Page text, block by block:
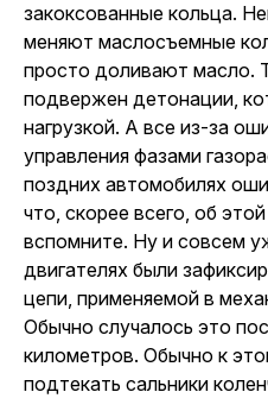
закоксованные кольца.
меняют маслосъемные
просто доливают масло.
подвержен детонации,
нагрузкой. А все из-за
управления фазами
поздних автомобилях
что, скорее всего, об
вспомните. Ну и совсем
двигателях были
цепи, применяемой в
Обычно случалось это
километров. Обычно к
подтекать сальники